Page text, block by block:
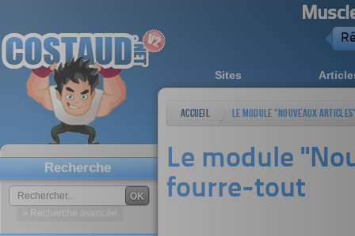
Sites
Accueil
Le module "Nouveaux
Le module
fourre-tout
Recherche
OK
» Recherche avancée